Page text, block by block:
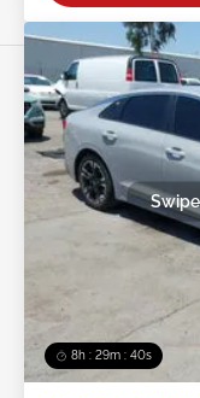
8h : 29m : 37s